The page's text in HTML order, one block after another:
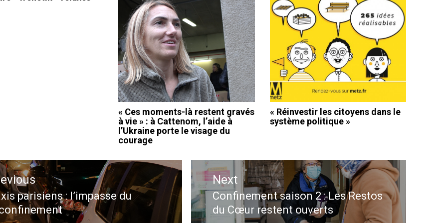
« Ces moments-là restent gravés
à vie » : à Cattenom, l’aide à
l’Ukraine porte le visage du
courage
« Réinvestir les citoyens dans le
système politique »
parisiens : l’impasse du
Next
Next
post:
Confinement saison 2 : Les Restos
du Cœur restent ouverts